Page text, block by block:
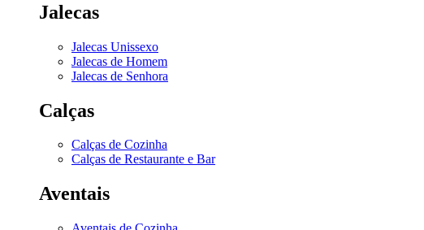
Jalecas
Jalecas Unissexo
Jalecas de Homem
Jalecas de Senhora
Calças
Calças de Cozinha
Calças de Restaurante e Bar
Aventais